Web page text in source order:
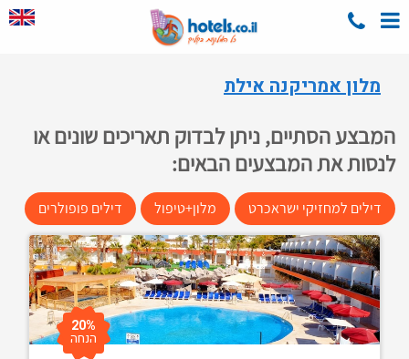
מלון אמריקנה אילת
המבצע הסתיים, ניתן לבדוק תאריכים שונים או
לנסות את המבצעים הבאים:
דילים למחזיקי ישראכרט מלון+טיפול דילים פופולרים
20%
הנחה